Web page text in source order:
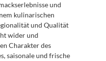
und
kulinarischen
und Qualität
wider und
Charakter des
saisonale und frische